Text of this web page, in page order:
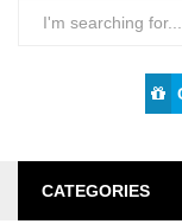
CATEGORIES